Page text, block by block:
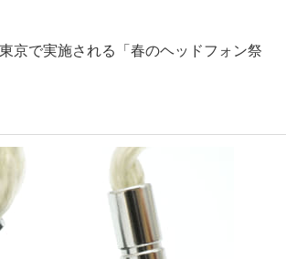
京で実施される「春のヘッドフォン祭